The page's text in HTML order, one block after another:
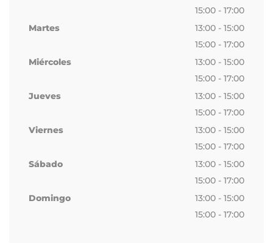
15:00 - 17:00
Martes
13:00 - 15:00
15:00 - 17:00
Miércoles
13:00 - 15:00
15:00 - 17:00
Jueves
13:00 - 15:00
15:00 - 17:00
Viernes
13:00 - 15:00
15:00 - 17:00
Sábado
13:00 - 15:00
15:00 - 17:00
Domingo
13:00 - 15:00
15:00 - 17:00